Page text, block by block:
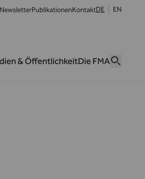
NewsletterPublikationenKontaktDE EN
& ÖffentlichkeitDie FMA